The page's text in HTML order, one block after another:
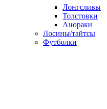
Лонгсливы
Толстовки
Анораки
Лосины/тайтсы
Футболки